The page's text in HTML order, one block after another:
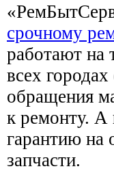
срочному
работают на
всех
обращения
к ремонту. А
гарантию на
запчасти.